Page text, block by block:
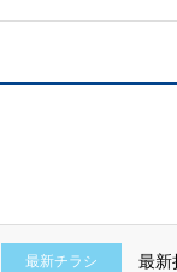
最新チラシ 最